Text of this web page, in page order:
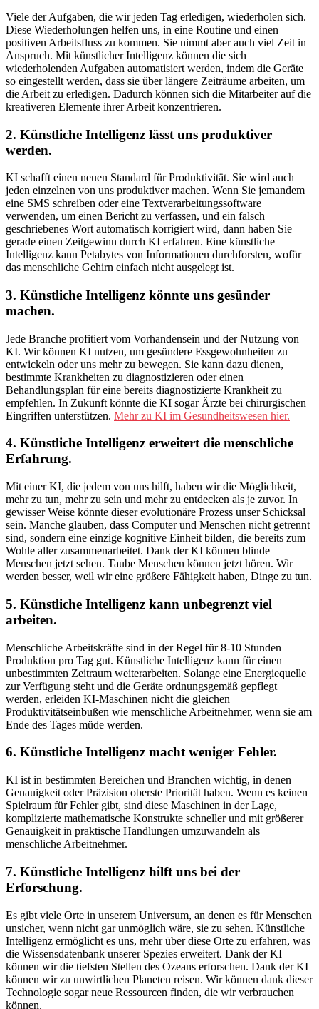
Viele der Aufgaben, die wir jeden Tag erledigen, wiederholen sich.
Diese Wiederholungen helfen uns, in eine Routine und einen
positiven Arbeitsfluss zu kommen. Sie nimmt aber auch viel Zeit in
Anspruch. Mit künstlicher Intelligenz können die sich
wiederholenden Aufgaben automatisiert werden, indem die Geräte
so eingestellt werden, dass sie über längere Zeiträume arbeiten, um
die Arbeit zu erledigen. Dadurch können sich die Mitarbeiter auf die
kreativeren Elemente ihrer Arbeit konzentrieren.
2. Künstliche Intelligenz lässt uns produktiver
werden.
KI schafft einen neuen Standard für Produktivität. Sie wird auch
jeden einzelnen von uns produktiver machen. Wenn Sie jemandem
eine SMS schreiben oder eine Textverarbeitungssoftware
verwenden, um einen Bericht zu verfassen, und ein falsch
geschriebenes Wort automatisch korrigiert wird, dann haben Sie
gerade einen Zeitgewinn durch KI erfahren. Eine künstliche
Intelligenz kann Petabytes von Informationen durchforsten, wofür
das menschliche Gehirn einfach nicht ausgelegt ist.
3. Künstliche Intelligenz könnte uns gesünder
machen.
Jede Branche profitiert vom Vorhandensein und der Nutzung von
KI. Wir können KI nutzen, um gesündere Essgewohnheiten zu
entwickeln oder uns mehr zu bewegen. Sie kann dazu dienen,
bestimmte Krankheiten zu diagnostizieren oder einen
Behandlungsplan für eine bereits diagnostizierte Krankheit zu
empfehlen. In Zukunft könnte die KI sogar Ärzte bei chirurgischen
Eingriffen unterstützen. Mehr zu KI im Gesundheitswesen hier.
4. Künstliche Intelligenz erweitert die menschliche
Erfahrung.
Mit einer KI, die jedem von uns hilft, haben wir die Möglichkeit,
mehr zu tun, mehr zu sein und mehr zu entdecken als je zuvor. In
gewisser Weise könnte dieser evolutionäre Prozess unser Schicksal
sein. Manche glauben, dass Computer und Menschen nicht getrennt
sind, sondern eine einzige kognitive Einheit bilden, die bereits zum
Wohle aller zusammenarbeitet. Dank der KI können blinde
Menschen jetzt sehen. Taube Menschen können jetzt hören. Wir
werden besser, weil wir eine größere Fähigkeit haben, Dinge zu tun.
5. Künstliche Intelligenz kann unbegrenzt viel
arbeiten.
Menschliche Arbeitskräfte sind in der Regel für 8-10 Stunden
Produktion pro Tag gut. Künstliche Intelligenz kann für einen
unbestimmten Zeitraum weiterarbeiten. Solange eine Energiequelle
zur Verfügung steht und die Geräte ordnungsgemäß gepflegt
werden, erleiden KI-Maschinen nicht die gleichen
Produktivitätseinbußen wie menschliche Arbeitnehmer, wenn sie am
Ende des Tages müde werden.
6. Künstliche Intelligenz macht weniger Fehler.
KI ist in bestimmten Bereichen und Branchen wichtig, in denen
Genauigkeit oder Präzision oberste Priorität haben. Wenn es keinen
Spielraum für Fehler gibt, sind diese Maschinen in der Lage,
komplizierte mathematische Konstrukte schneller und mit größerer
Genauigkeit in praktische Handlungen umzuwandeln als
menschliche Arbeitnehmer.
7. Künstliche Intelligenz hilft uns bei der
Erforschung.
Es gibt viele Orte in unserem Universum, an denen es für Menschen
unsicher, wenn nicht gar unmöglich wäre, sie zu sehen. Künstliche
Intelligenz ermöglicht es uns, mehr über diese Orte zu erfahren, was
die Wissensdatenbank unserer Spezies erweitert. Dank der KI
können wir die tiefsten Stellen des Ozeans erforschen. Dank der KI
können wir zu unwirtlichen Planeten reisen. Wir können dank dieser
Technologie sogar neue Ressourcen finden, die wir verbrauchen
können.